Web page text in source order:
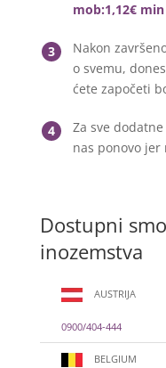
mob:1,12€ min
3
Nakon
o svemu,
ćete započeti
4
Za sve
nas ponovo jer
Dostupni
inozemstva
AUSTRIJA
0900/404-444
BELGIUM